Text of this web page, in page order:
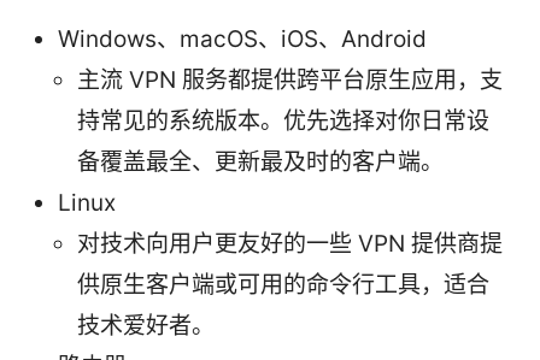
Windows、macOS、iOS、Android
主流 VPN 服务都提供跨平台原生应用，支
持常见的系统版本。优先选择对你日常设
备覆盖最全、更新最及时的客户端。
Linux
对技术向用户更友好的一些 VPN 提供商提
供原生客户端或可用的命令行工具，适合
技术爱好者。